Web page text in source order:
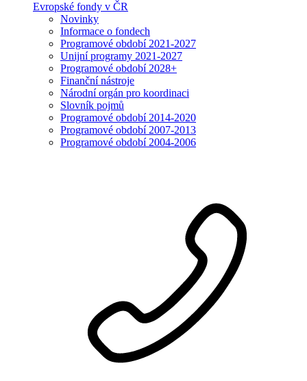
Evropské fondy v ČR
Novinky
Informace o fondech
Programové období 2021-2027
Unijní programy 2021-2027
Programové období 2028+
Finanční nástroje
Národní orgán pro koordinaci
Slovník pojmů
Programové období 2014-2020
Programové období 2007-2013
Programové období 2004-2006